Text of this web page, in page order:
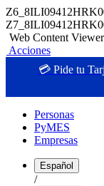
Web Content Viewer
Acciones
💳 Pide tu
Personas
PyMES
Empresas
Español
/